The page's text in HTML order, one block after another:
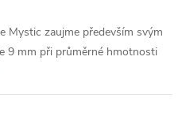
Mystic zaujme především svým
9 mm při průměrné hmotnosti